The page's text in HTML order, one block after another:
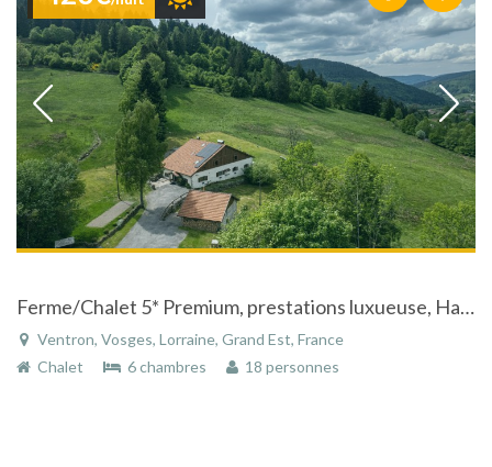
Ferme/Chalet 5* Premium, prestations luxueuse, Hautes Vosges
Ventron, Vosges, Lorraine, Grand Est, France
Chalet
6 chambres 18 personnes